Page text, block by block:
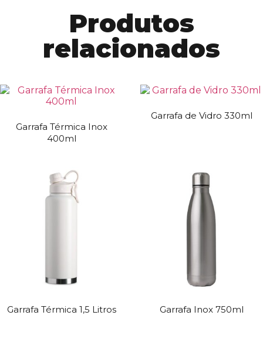
Produtos
relacionados
Garrafa Térmica Inox
400ml
Garrafa de Vidro 330ml
Garrafa Térmica 1,5 Litros Garrafa Inox 750ml